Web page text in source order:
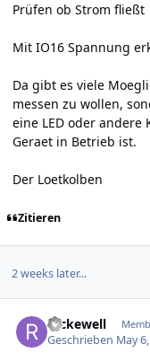
Prüfen ob Strom fließt
Mit IO16 Spannung
Da gibt es viele
messen zu wollen,
eine LED oder
Geraet in Betrieb ist.
Der Loetkolben
Zitieren
2 weeks later...
reckewell
Geschrieben May